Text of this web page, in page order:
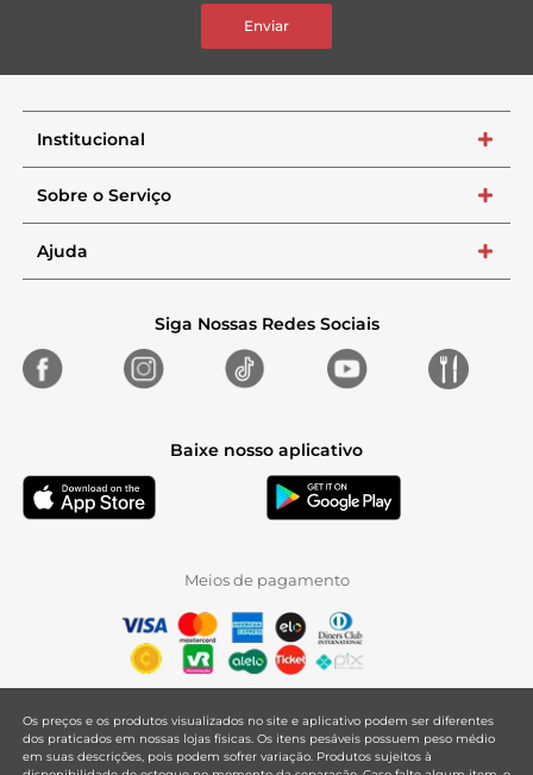
Enviar
Institucional +
Sobre o Serviço +
Ajuda +
Siga Nossas Redes Sociais
Baixe nosso aplicativo
Meios de pagamento
Os preços e os produtos visualizados no site e aplicativo podem ser diferentes
dos praticados em nossas lojas físicas. Os itens pesáveis possuem peso médio
em suas descrições, pois podem sofrer variação. Produtos sujeitos à